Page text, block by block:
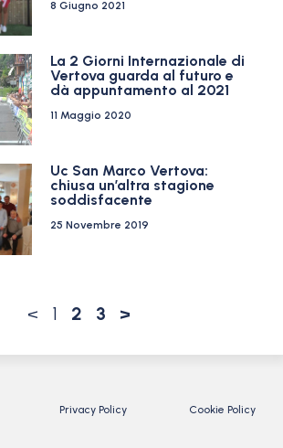
8 Giugno 2021
La 2 Giorni Internazionale di
Vertova guarda al futuro e
dà appuntamento al 2021
11 Maggio 2020
Uc San Marco Vertova:
chiusa un’altra stagione
soddisfacente
25 Novembre 2019
< 1 2 3 >
Privacy Policy Cookie Policy